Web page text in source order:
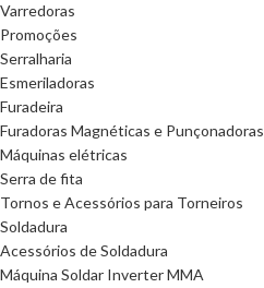
Varredoras
Promoções
Serralharia
Esmeriladoras
Furadeira
Furadoras Magnéticas e Punçonadoras
Máquinas elétricas
Serra de fita
Tornos e Acessórios para Torneiros
Soldadura
Acessórios de Soldadura
Máquina Soldar Inverter MMA